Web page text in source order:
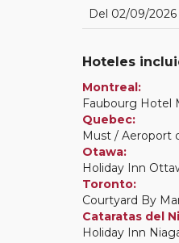
Del 02/09/
Hoteles
Montreal:
Faubourg Hotel
Quebec:
Must / Aeroport
Otawa:
Holiday Inn
Toronto:
Courtyard By
Cataratas del
Holiday Inn